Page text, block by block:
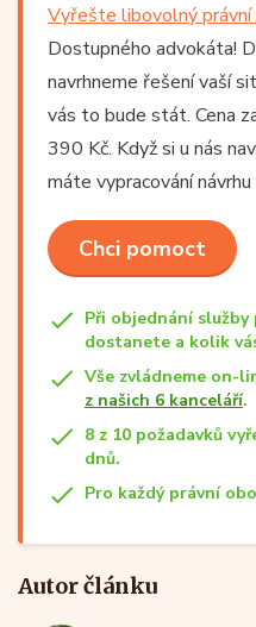
Vyřešte libovolný
Dostupného advokáta!
navrhneme řešení vaší
vás to bude stát. Cena
390 Kč. Když si u nás
máte vypracování návrhu
Chci pomoct
Při objednání služby
dostanete a kolik
Vše zvládneme on-
z našich 6 kanceláří.
8 z 10 požadavků
dnů.
Pro každý právní
Autor článku